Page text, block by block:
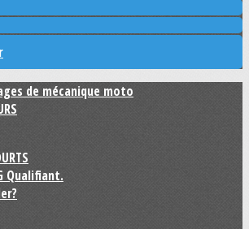
de mécanique moto
Qualifiant.